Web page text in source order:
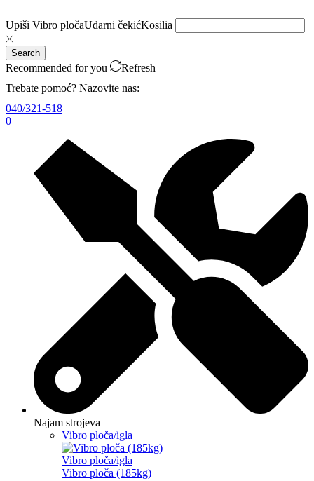
Upiši Vibro pločaUdarni čekićKosilia
Search
Recommended for you
Refresh
Trebate pomoć? Nazovite nas:
040/321-518
0
Najam strojeva
Vibro ploča/igla
Vibro ploča/igla
Vibro ploča (185kg)